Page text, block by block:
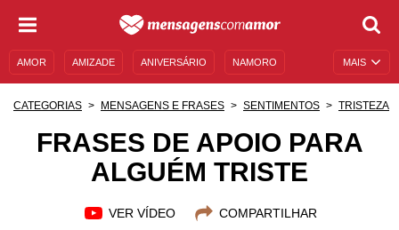
MAIS
AMOR AMIZADE ANIVERSÁRIO NAMORO
MENSAGENS E FRASES MENSAGENS DE ANIVERSÁRIO
CATEGORIAS MENSAGENS E FRASES SENTIMENTOS TRISTEZA
FRASES DE APOIO PARA
ALGUÉM TRISTE
VER VÍDEO COMPARTILHAR